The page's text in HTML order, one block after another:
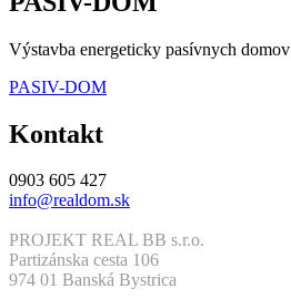
Výstavba energeticky pasívnych domov
PASIV-DOM
Kontakt
0903 605 427
info@realdom.sk
PROJEKT REAL BB s.r.o.
Partizánska cesta 106
974 01 Banská Bystrica